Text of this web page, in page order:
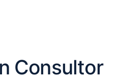
Consultor